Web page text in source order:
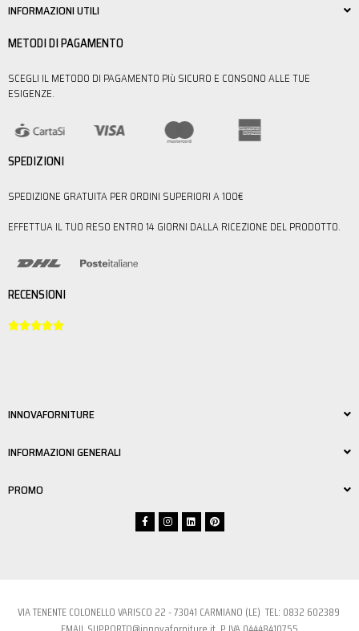
INFORMAZIONI UTILI
METODI DI PAGAMENTO
SCEGLI IL METODO DI PAGAMENTO PIù SICURO E CONSONO ALLE TUE
ESIGENZE.
SPEDIZIONI
SPEDIZIONE GRATUITA PER ORDINI SUPERIORI A 100€
EFFETTUA IL TUO RESO ENTRO 14 GIORNI DALLA RICEZIONE DEL PRODOTTO.
RECENSIONI

INNOVAFORNITURE
INFORMAZIONI GENERALI
PROMO
VIA TENENTE COLONELLO VARISCO 22 - 73041 CARMIANO (LE) TEL: 0832 602389